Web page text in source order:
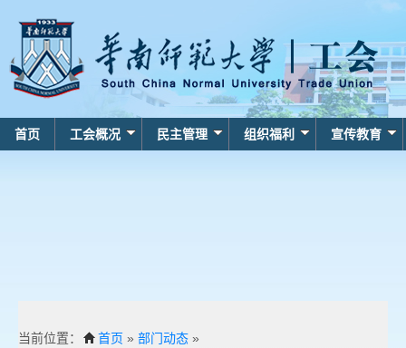
首页 工会概况 民主管理 组织福利 宣传教育
当前位置： 首页 » 部门动态 »